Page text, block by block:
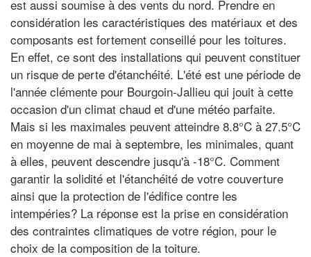
est aussi soumise à des vents du nord. Prendre en
considération les caractéristiques des matériaux et des
composants est fortement conseillé pour les toitures.
En effet, ce sont des installations qui peuvent constituer
un risque de perte d'étanchéité. L'été est une période de
l'année clémente pour Bourgoin-Jallieu qui jouit à cette
occasion d'un climat chaud et d'une météo parfaite.
Mais si les maximales peuvent atteindre 8.8°C à 27.5°C
en moyenne de mai à septembre, les minimales, quant
à elles, peuvent descendre jusqu'à -18°C. Comment
garantir la solidité et l'étanchéité de votre couverture
ainsi que la protection de l'édifice contre les
intempéries? La réponse est la prise en considération
des contraintes climatiques de votre région, pour le
choix de la composition de la toiture.